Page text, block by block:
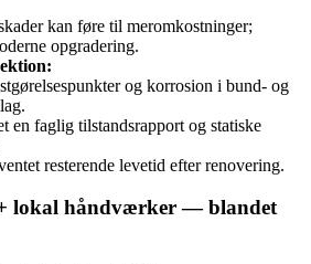
kan føre til meromkostninger;
opgradering.
og korrosion i bund- og
en faglig tilstandsrapport og statiske
resterende levetid efter renovering.
+ lokal håndværker — blandet